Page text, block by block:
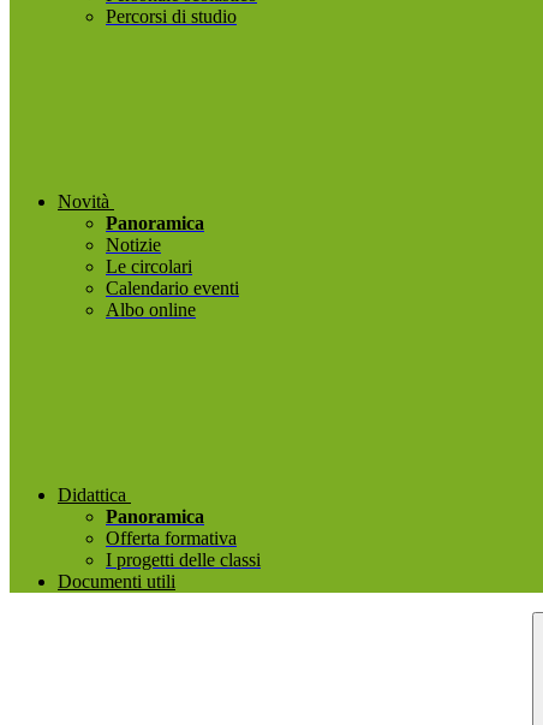
Percorsi di studio
Novità
Panoramica
Notizie
Le circolari
Calendario eventi
Albo online
Didattica
Panoramica
Offerta formativa
I progetti delle classi
Documenti utili